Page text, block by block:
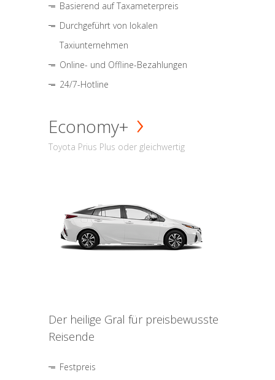
Basierend auf Taxameterpreis
Durchgeführt von lokalen
Taxiunternehmen
Online- und Offline-Bezahlungen
24/7-Hotline
Economy+
Toyota Prius Plus oder gleichwertig
Der heilige Gral für preisbewusste
Reisende
Festpreis